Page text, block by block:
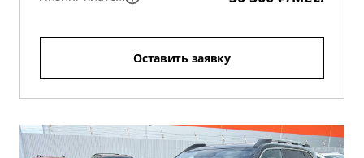
Оставить заявку